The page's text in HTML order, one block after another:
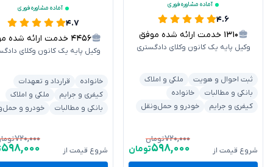
آماده مشاوره فوری
۴.۶
۱۳۱۰ خدمت ارائه شده موفق
وکیل پایه یک کانون وکلای دادگستری
ثبت احوال و هویت
ملکی و املاک
بانکی و مطالبات
خانواده
کیفری و جرایم
خودرو و حمل‌ونقل
شروع قیمت از
۷۲۰,۰۰۰تومان
۵۹۸,۰۰۰تومان
آماده مشاوره فوری
۴.۷
۴۴۵۶ خدمت ارائه شده موفق
وکیل پایه یک کانون وکلای
خانواده
قرارداد و تعهدات
کیفری و جرایم
ملکی و املاک
بانکی و مطالبات
خودرو و
شروع قیمت از
۷۲۰,۰۰۰
۵۹۸,۰۰۰